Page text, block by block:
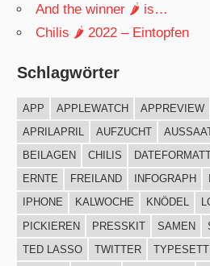
And the winner 🌶 is…
Chilis 🌶 2022 – Eintopfen
Schlagwörter
APP APPLEWATCH APPREVIEW
APRILAPRIL
AUFZUCHT
BEILAGEN
CHILIS
ERNTE
FREILAND INFOGRAPH
IPHONE
KALWOCHE KNÖDEL
PICKIEREN
PRESSKIT SAMEN
TED LASSO
TWITTER